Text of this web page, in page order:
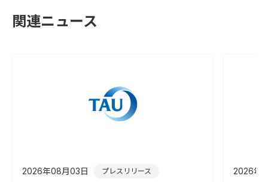
関連ニュース
2026年08月03日 プレスリリース 2026年